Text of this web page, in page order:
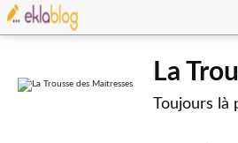
La
Toujours là